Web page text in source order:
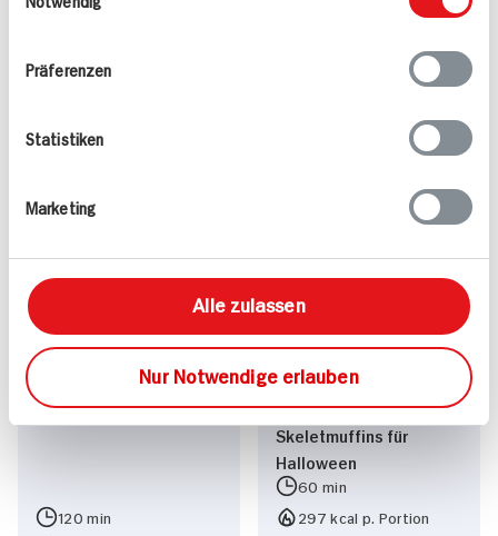
Präferenzen
Statistiken
Marketing
Alle zulassen
Nur Notwendige erlauben
120 min
Skeletmuffins für
Halloween
60 min
297 kcal p. Portion